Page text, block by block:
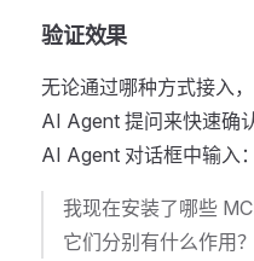
验证效果
无论通过哪种方式接入
AI Agent 提问来快速确
AI Agent 对话框中输入：
我现在安装了哪些
它们分别有什么作用？